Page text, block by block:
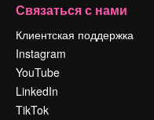
Связаться с нами
Клиентская поддержка
Instagram
YouTube
LinkedIn
TikTok